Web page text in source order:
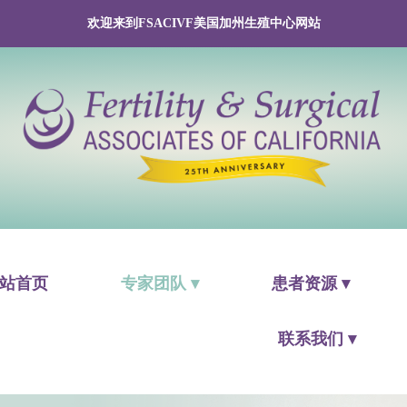
欢迎来到FSACIVF美国加州生殖中心网站
首页 专家团队 ▾ 患者资源 ▾
联系我们 ▾